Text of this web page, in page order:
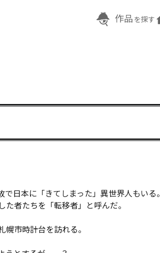
作品 を探す
日本に「きてしまった」異世界人もいる。
者たちを「転移者」と呼んだ。
市時計台を訪れる。